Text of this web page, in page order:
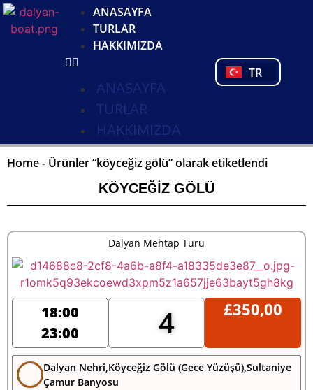
ANASAYFA
TURLAR
HAKKIMIZDA
ANASAYFA
TURLAR
HAKKIMIZDA
TR
PL
PT
Home- Ürünler “köyceğiz gölü” olarak etiketlendi
KÖYCEĞIZ GÖLÜ
Dalyan Mehtap Turu
18:00
23:00
4 £350,00
Dalyan Nehri,Köyceğiz Gölü (Gece Yüzüşü),Sultaniye
Çamur Banyosu